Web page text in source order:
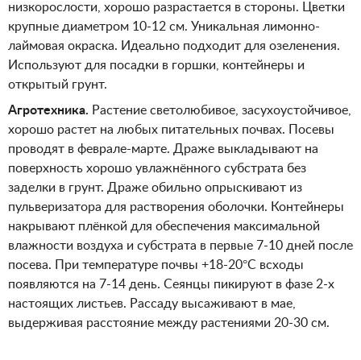
низкорослости, хорошо разрастается в стороны. Цветки
крупные диаметром 10-12 см. Уникальная лимонно-
лаймовая окраска. Идеально подходит для озеленения.
Используют для посадки в горшки, контейнеры и
открытый грунт.
Агротехника. Растение светолюбивое, засухоустойчивое,
хорошо растет на любых питательных почвах. Посевы
проводят в феврале-марте. Драже выкладывают на
поверхность хорошо увлажнённого субстрата без
заделки в грунт. Драже обильно опрыскивают из
пульверизатора для растворения оболочки. Контейнеры
накрывают плёнкой для обеспечения максимальной
влажности воздуха и субстрата в первые 7-10 дней после
посева. При температуре почвы +18-20°C всходы
появляются на 7-14 день. Сеянцы пикируют в фазе 2-х
настоящих листьев. Рассаду высаживают в мае,
выдерживая расстояние между растениями 20-30 см.